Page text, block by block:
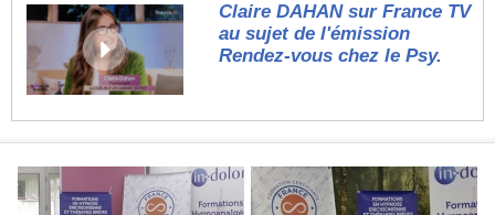
Claire DAHAN sur France TV
au sujet de l'émission
Rendez-vous chez le Psy.